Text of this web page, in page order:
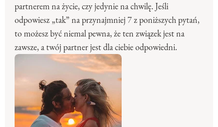
partnerem na życie, czy jedynie na chwilę. Jeśli
odpowiesz „tak” na przynajmniej 7 z poniższych pytań,
to możesz być niemal pewna, że ten związek jest na
zawsze, a twój partner jest dla ciebie odpowiedni.